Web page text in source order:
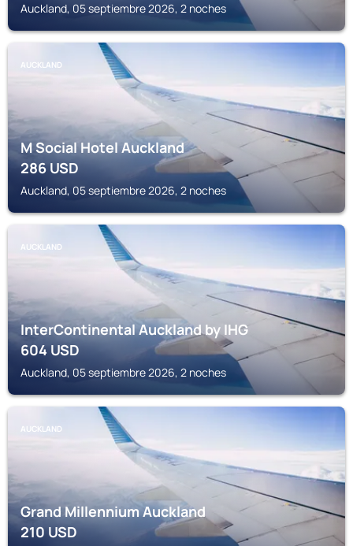
Auckland, 05 septiembre 2026, 2 noches
AUCKLAND
M Social Hotel Auckland
286USD
Auckland, 05 septiembre 2026, 2 noches
AUCKLAND
InterContinental Auckland by IHG
604USD
Auckland, 05 septiembre 2026, 2 noches
AUCKLAND
Grand Millennium Auckland
210USD